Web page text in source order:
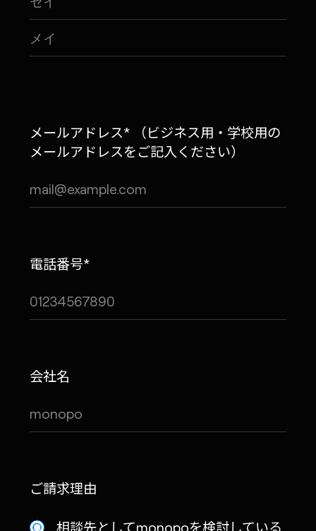
MONOPO LONDON
MONOPO PARIS
POWERED.BYTOKYO
メールアドレス* （ビジネス用・学校用の
メールアドレスをご記入ください）
電話番号*
会社名
ご請求理由
相談先としてmonopoを検討している